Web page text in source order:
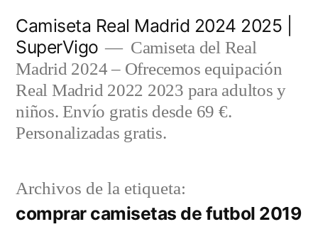
contenido
Camiseta Real Madrid 2024 2025 |
SuperVigo
Camiseta del Real
Madrid 2024 – Ofrecemos equipación
Real Madrid 2022 2023 para adultos y
niños. Envío gratis desde 69 €.
Personalizadas gratis.
Archivos de la etiqueta:
comprar camisetas de futbol 2019